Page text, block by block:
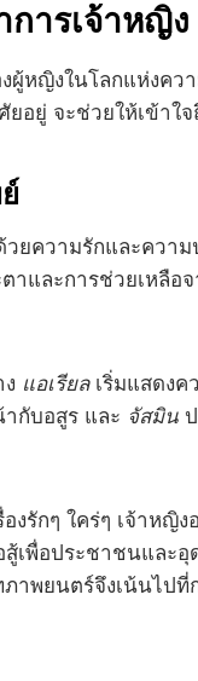
การเจ้าหญิง
หญิงในโลกแห่งค
อยู่ จะช่วยให้เข้าใ
ยความรักและคว
าและการช่วยเหลื
แอเรียลเริ่มแสดงค
กับอสูร และ จัสมิน
งรักๆ ใคร่ๆ เจ้าหญิง
เพื่อประชาชนและ
พยนตร์จึงเน้นไป